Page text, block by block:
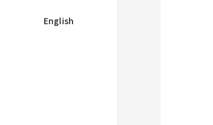
English